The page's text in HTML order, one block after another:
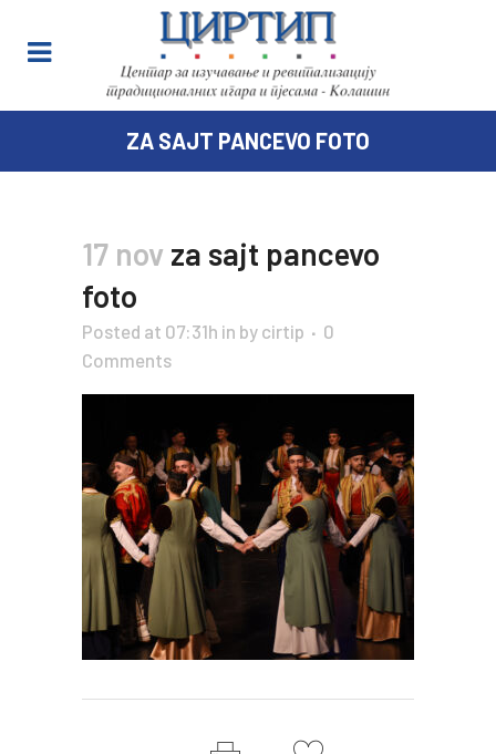
ZA SAJT PANCEVO FOTO
17 nov za sajt pancevo
foto
Posted at 07:31h in by cirtip
0
Comments